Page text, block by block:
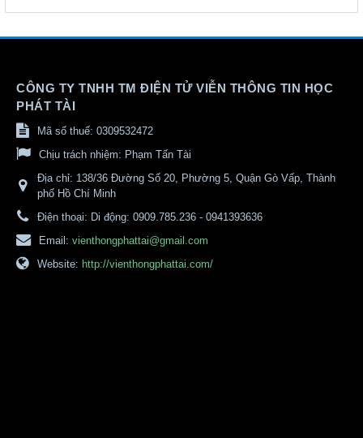
CÔNG TY TNHH TM ĐIỆN TỬ VIỄN THÔNG TIN HỌC
PHÁT TÀI
Mã số thuế: 0309532472
Chịu trách nhiệm: Phạm Tấn Tài
Địa chỉ: 138/36 Đường Số 20, Phường 5, Quận Gò Vấp, Thành
phố Hồ Chí Minh
Điện thoại: Di động: 0909.785.236 - 0941393636
Email: vienthongphattai@gmail.com
Website: http://vienthongphattai.com/